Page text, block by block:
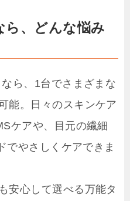
ら、どんな悩み
ら、1台でさまざまな
能。日々のスキンケア
ケアや、目元の繊細
でやさしくケアできま
安心して選べる万能タ